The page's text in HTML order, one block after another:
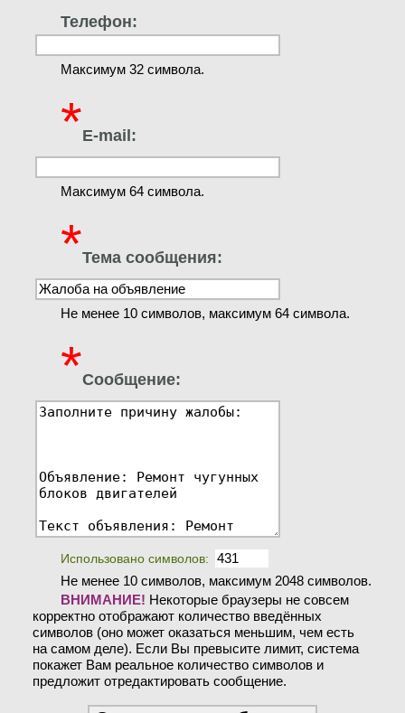
Телефон:
Максимум 32 символа.
*E-mail:
Максимум 64 символа.
*Тема сообщения:
Не менее 10 символов, максимум 64 символа.
*Сообщение:
Использовано символов:
Не менее 10 символов, максимум 2048 символов.
ВНИМАНИЕ! Некоторые браузеры не совсем
корректно отображают количество введённых
символов (оно может оказаться меньшим, чем есть
на самом деле). Если Вы превысите лимит, система
покажет Вам реальное количество символов и
предложит отредактировать сообщение.